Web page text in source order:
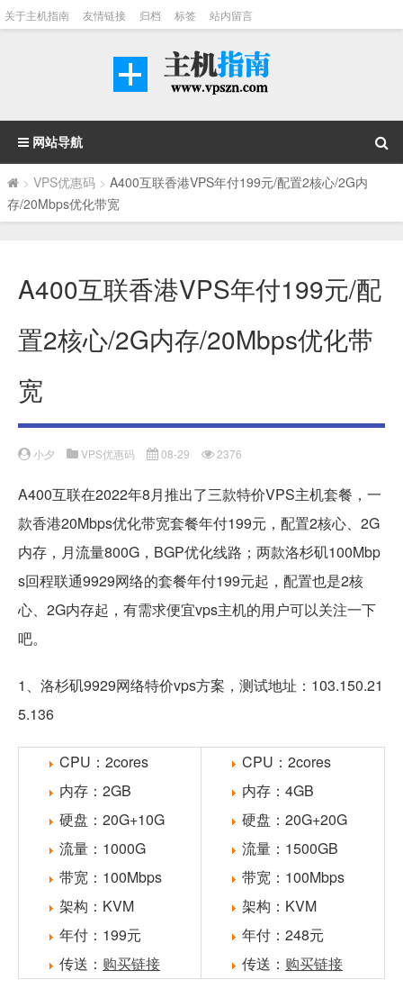
关于主机指南 友情链接 归档 标签 站内留言
网站导航
> VPS优惠码 > A400互联香港VPS年付199元/配置2核心/2G内
存/20Mbps优化带宽
A400互联香港VPS年付199元/配
置2核心/2G内存/20Mbps优化带
宽
小夕 VPS优惠码 08-29 2376
A400互联在2022年8月推出了三款特价VPS主机套餐，一
款香港20Mbps优化带宽套餐年付199元，配置2核心、2G
内存，月流量800G，BGP优化线路；两款洛杉矶100Mbp
s回程联通9929网络的套餐年付199元起，配置也是2核
心、2G内存起，有需求便宜vps主机的用户可以关注一下
吧。
1、洛杉矶9929网络特价vps方案，测试地址：103.150.21
5.136
CPU：2cores
内存：2GB
硬盘：20G+10G
流量：1000G
带宽：100Mbps
架构：KVM
年付：199元
传送： 购买链接
CPU：2cores
内存：4GB
硬盘：20G+20G
流量：1500GB
带宽：100Mbps
架构：KVM
年付：248元
传送： 购买链接